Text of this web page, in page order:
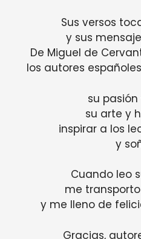
Sus versos
y sus
De Miguel de
los autores
su
su arte y
inspirar a los
y
Cuando leo
me
y me lleno de
Gracias,